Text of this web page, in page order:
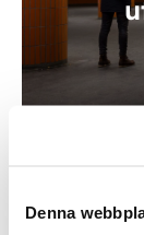
Denna